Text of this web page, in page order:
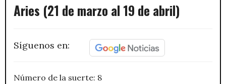
Aries (21 de marzo al 19 de abril)
Síguenos en:
Número de la suerte: 8